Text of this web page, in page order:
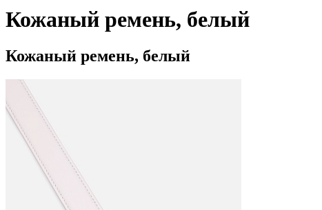
Кожаный ремень, белый
Кожаный ремень, белый